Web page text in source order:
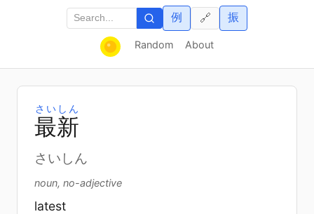
Random About
例 振
🔗
最新
さいしん
さいしん
noun, no-adjective
latest